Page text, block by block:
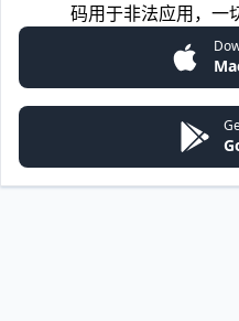
码用于非法应用，一